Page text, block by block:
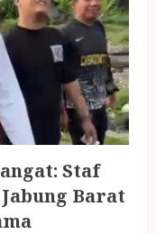
Staf
Barat